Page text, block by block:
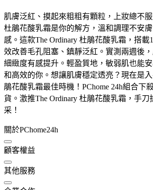
肌膚泛紅、摸起來粗粗有顆粒，上妝總不服
杜鵑花酸乳霜是你的解方，溫和調理不安
感。這款The Ordinary 杜鵑花酸乳霜，搭載
效改善毛孔阻塞、鎮靜泛紅。實測兩週後
細緻度有感提升。輕盈質地，敏弱肌也能
和高效的你。想讓肌膚穩定透亮？現在是入
鵑花酸乳霜最佳時機！PChome 24h組合下
貨。激推The Ordinary 杜鵑花酸乳霜，手
采！
關於PChome24h
顧客權益
其他服務